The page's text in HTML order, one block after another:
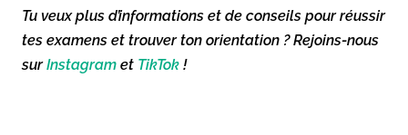
Tu veux plus d’informations et de conseils pour réussir
tes examens et trouver ton orientation ? Rejoins-nous
surInstagram et TikTok !